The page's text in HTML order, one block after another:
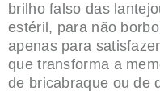
brilho falso das
estéril, para não
apenas para
que transforma a
de bricabraque ou de